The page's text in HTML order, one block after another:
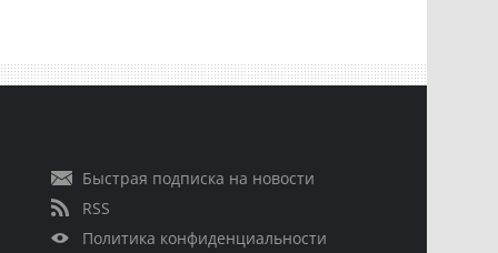
Быстрая подписка на новости
RSS
Политика конфиденциальности